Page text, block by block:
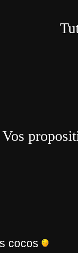
Vos
cocos